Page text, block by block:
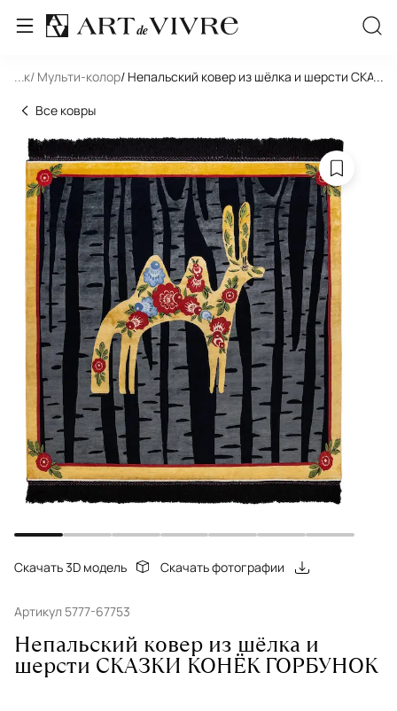
... / Мульти-колор/ Непальский ковер из шёлка и шерсти
...
Все ковры
Скачать 3D модель Скачать фотографии
Артикул 5777-67753
Непальский ковер из шёлка и
шерсти СКАЗКИ КОНЁК ГОРБУНОК